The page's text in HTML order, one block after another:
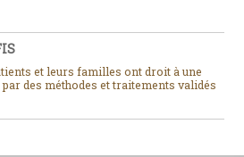
et leurs familles ont droit à une
des méthodes et traitements validés